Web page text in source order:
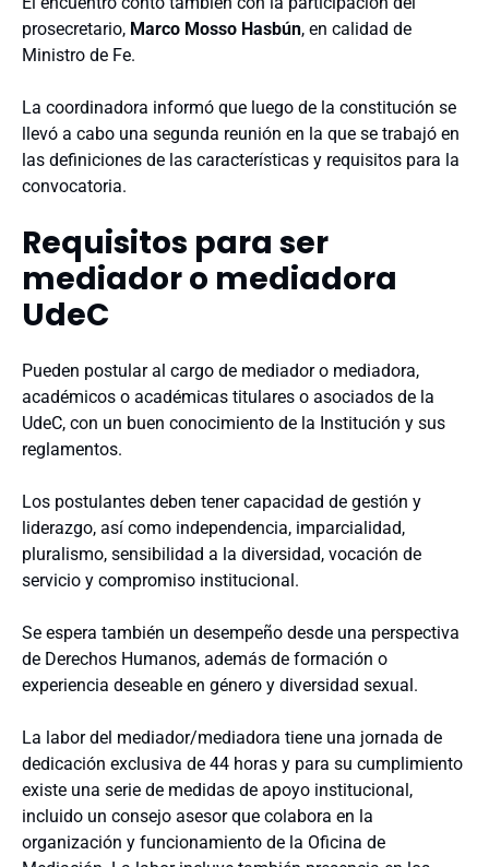
prosecretario, Marco Mosso Hasbún, en calidad de
Ministro de Fe.
La coordinadora informó que luego de la constitución se
llevó a cabo una segunda reunión en la que se trabajó en
las definiciones de las características y requisitos para la
convocatoria.
Requisitos para ser
mediador o mediadora
UdeC
Pueden postular al cargo de mediador o mediadora,
académicos o académicas titulares o asociados de la
UdeC, con un buen conocimiento de la Institución y sus
reglamentos.
Los postulantes deben tener capacidad de gestión y
liderazgo, así como independencia, imparcialidad,
pluralismo, sensibilidad a la diversidad, vocación de
servicio y compromiso institucional.
Se espera también un desempeño desde una perspectiva
de Derechos Humanos, además de formación o
experiencia deseable en género y diversidad sexual.
La labor del mediador/mediadora tiene una jornada de
dedicación exclusiva de 44 horas y para su cumplimiento
existe una serie de medidas de apoyo institucional,
incluido un consejo asesor que colabora en la
organización y funcionamiento de la Oficina de